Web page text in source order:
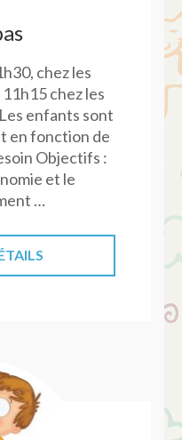
chez les
chez les
enfants sont
en fonction de
Objectifs :
et le
…